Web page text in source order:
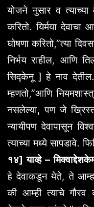
योजने नुसार व त्याच्या
करितो. यिर्मया देवाचा
घोषणा करितो,”त्या
निर्भय राहील, आणि
सिद्केनू ] हे नाव
म्हणतो,”आणि
नसलेल्या, पण जे
न्यायीपण देवापासून
त्याच्या मध्ये सापडावे.
१४] याव्हे –
हे देवाकडून येते, ते
की आम्ही त्याचे गौरव